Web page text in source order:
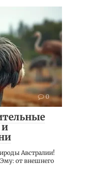
0
Австралии!
от внешнего